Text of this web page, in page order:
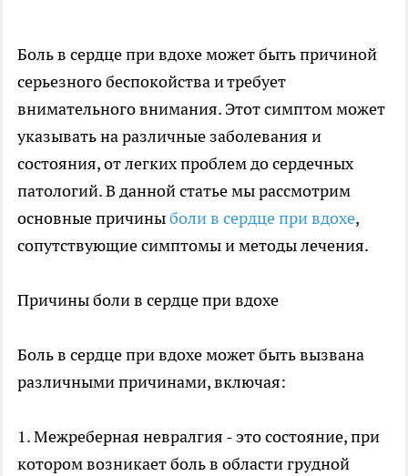
Боль в сердце при вдохе может быть причиной
серьезного беспокойства и требует
внимательного внимания. Этот симптом может
указывать на различные заболевания и
состояния, от легких проблем до сердечных
патологий. В данной статье мы рассмотрим
основные причиныболи в сердце при вдохе,
сопутствующие симптомы и методы лечения.
Причины боли в сердце при вдохе
Боль в сердце при вдохе может быть вызвана
различными причинами, включая:
1. Межреберная невралгия - это состояние, при
котором возникает боль в области грудной